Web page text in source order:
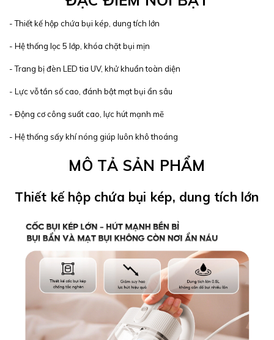
- Thiết kế hộp chứa bụi kép, dung tích lớn
- Hệ thống lọc 5 lớp, khóa chặt bụi mịn
- Trang bị đèn LED tia UV, khử khuẩn toàn diện
- Lực vỗ tần số cao, đánh bật mạt bụi ẩn sâu
- Động cơ công suất cao, lực hút mạnh mẽ
- Hệ thống sấy khí nóng giúp luôn khô thoáng
MÔ TẢ SẢN PHẨM
Thiết kế hộp chứa bụi kép, dung tích lớn